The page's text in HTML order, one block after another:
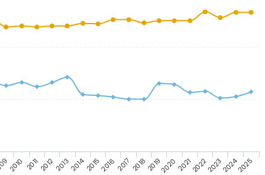
2010 201120122013201420152016 2017 20182019202020212022202320242025